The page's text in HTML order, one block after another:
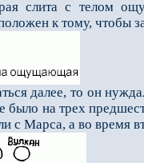
слита с телом
к тому, чтобы
далее, то он
на трех
с Марса, а во время